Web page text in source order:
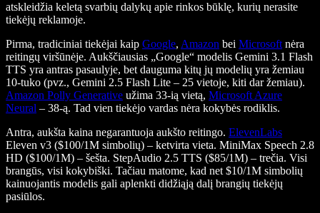
atskleidžia keletą svarbių dalykų apie rinkos būklę, kurių nerasite
tiekėjų reklamoje.
Pirma, tradiciniai tiekėjai kaip Google, Amazon bei Microsoft nėra
reitingų viršūnėje. Aukščiausias „Google“ modelis Gemini 3.1 Flash
TTS yra antras pasaulyje, bet dauguma kitų jų modelių yra žemiau
10-tuko (pvz., Gemini 2.5 Flash Lite – 25 vietoje, kiti dar žemiau).
Amazon Polly Generative užima 33-ią vietą, Microsoft Azure
Neural – 38-ą. Tad vien tiekėjo vardas nėra kokybės rodiklis.
Antra, aukšta kaina negarantuoja aukšto reitingo. ElevenLabs
Eleven v3 ($100/1M simbolių) – ketvirta vieta. MiniMax Speech 2.8
HD ($100/1M) – šešta. StepAudio 2.5 TTS ($85/1M) – trečia. Visi
brangūs, visi kokybiški. Tačiau matome, kad net $10/1M simbolių
kainuojantis modelis gali aplenkti didžiąją dalį brangių tiekėjų
pasiūlos.